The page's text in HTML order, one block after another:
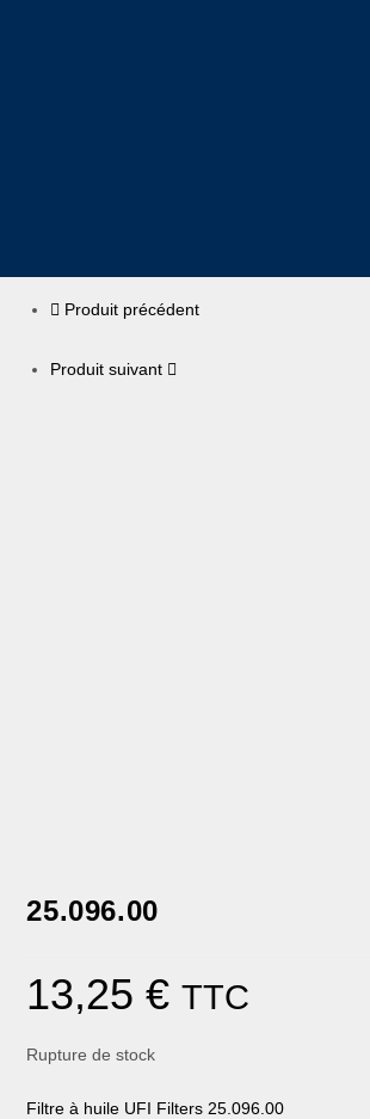
Produit précédent
Produit suivant
25.096.00
13,25€ TTC
Rupture de stock
Filtre à huile UFI Filters 25.096.00